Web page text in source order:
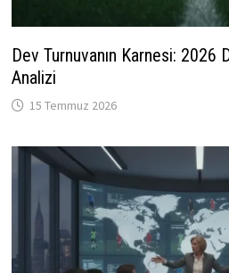
Dev Turnuvanın Karnesi: 2026
Analizi
15 Temmuz 2026